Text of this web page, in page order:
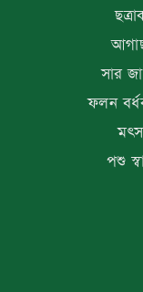
সার
ফলন
পশু